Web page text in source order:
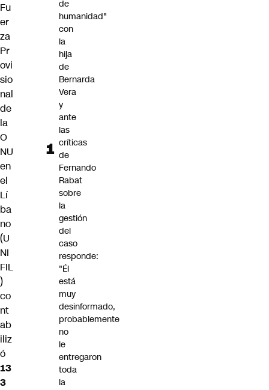
Fu
er
za
Pr
ovi
sio
nal
de
la
O
NU
en
el
Lí
ba
no
(U
NI
FIL
)
co
nt
ab
iliz
ó
13
3
de
humanidad"
con
la
hija
de
Bernarda
Vera
y
ante
las
críticas
de
Fernando
Rabat
sobre
la
gestión
del
caso
responde:
"Él
está
muy
desinformado,
probablemente
no
le
entregaron
toda
la